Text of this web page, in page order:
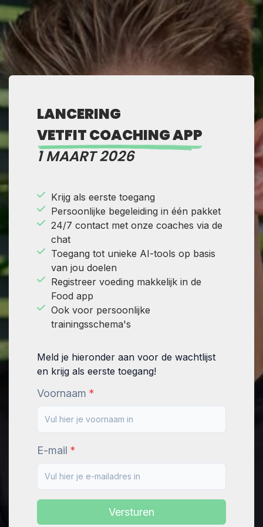
LANCERING
VETFIT COACHING APP
1 MAART 2026
Krijg als eerste toegang
Persoonlijke begeleiding in één pakket
24/7 contact met onze coaches via de
chat
Toegang tot unieke AI-tools op basis
van jou doelen
Registreer voeding makkelijk in de
Food app
Ook voor persoonlijke
trainingsschema's
Meld je hieronder aan voor de wachtlijst
en krijg als eerste toegang!
Voornaam
E-mail
Versturen